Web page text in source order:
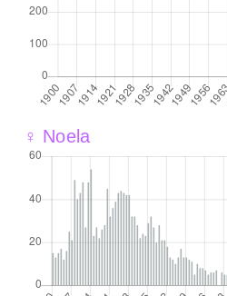
♀ Noela